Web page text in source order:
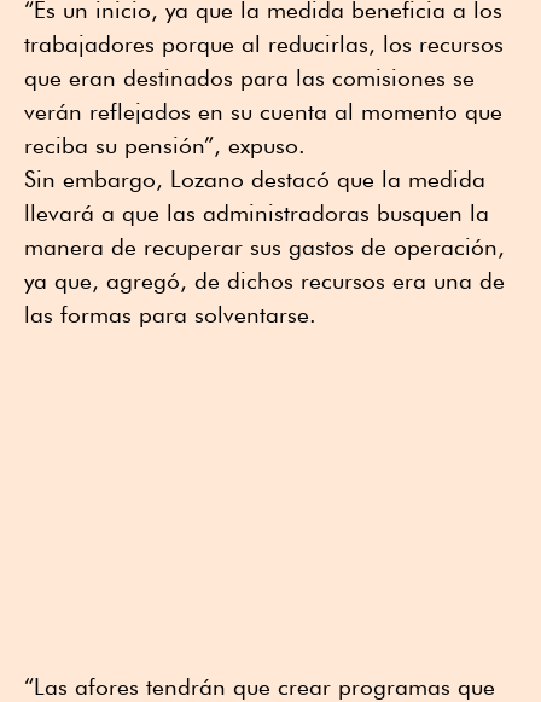
“Es un inicio, ya que la medida beneficia a los
trabajadores porque al reducirlas, los recursos
que eran destinados para las comisiones se
verán reflejados en su cuenta al momento que
reciba su pensión”, expuso.
Sin embargo, Lozano destacó que la medida
llevará a que las administradoras busquen la
manera de recuperar sus gastos de operación,
ya que, agregó, de dichos recursos era una de
las formas para solventarse.
“Las afores tendrán que crear programas que